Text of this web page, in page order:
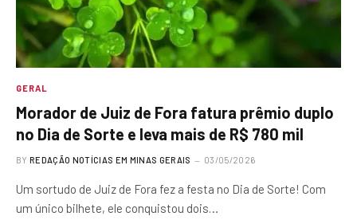
GERAL
Morador de Juiz de Fora fatura prêmio duplo
no Dia de Sorte e leva mais de R$ 780 mil
BY REDAÇÃO NOTÍCIAS EM MINAS GERAIS 03/05/2026
Um sortudo de Juiz de Fora fez a festa no Dia de Sorte! Com
um único bilhete, ele conquistou dois…